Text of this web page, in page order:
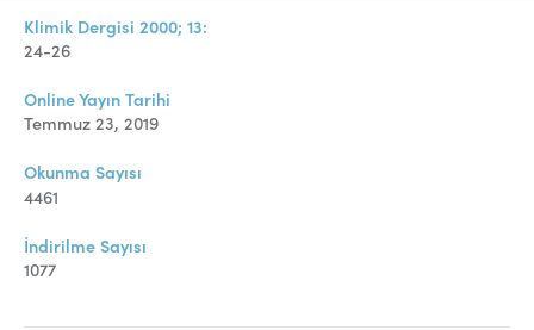
Online Makale Gönderimi
Dizinler
Telif Hakları
Klimik Dergisi 2000; 13:
24-26
Online Yayın Tarihi
Temmuz 23, 2019
Okunma Sayısı
4461
İndirilme Sayısı
1077